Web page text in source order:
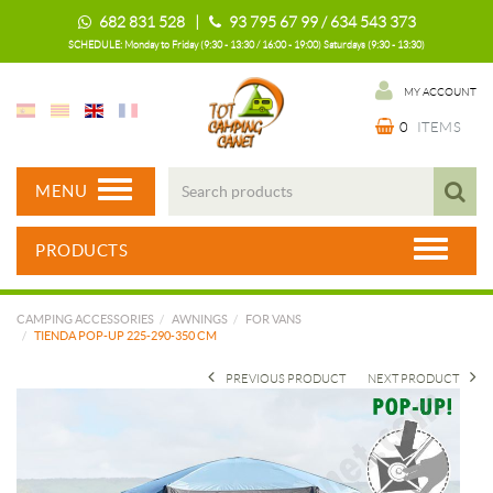
682 831 528 | 93 795 67 99 / 634 543 373
SCHEDULE: Monday to Friday (9:30 - 13:30 / 16:00 - 19:00) Saturdays (9:30 - 13:30)
MY ACCOUNT
0 ITEMS
MENU
PRODUCTS
CAMPING ACCESSORIES AWNINGS
FOR VANS
TIENDA POP-UP 225-290-350 CM
NEXT PRODUCT
PREVIOUS PRODUCT